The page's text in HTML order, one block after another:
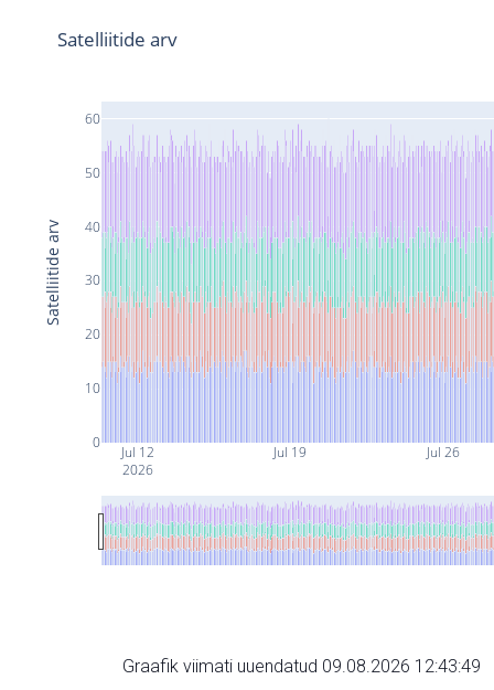
Jul 12
2026
Jul 19 Jul 26
0
10
20
30
40
50
60
Satelliitide arv
Satelliitide arv
Graafik viimati uuendatud 09.08.2026 12:43:49